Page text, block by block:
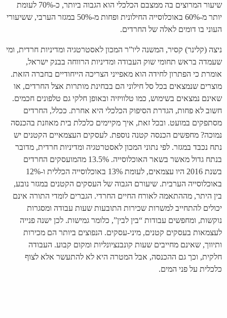
שיעור המרוצים בה ממצבם הכלכלי הוא הגבוה ביותר, כ-70% לעומת
יותר מ-60% באוכלוסייה החילונית ופחות מ-50% במגזר הערבי, ששיעורי
העוני בו דומים לאלה של החרדים.
ניצה (קלינר) קסיר, המשנה ליו”ר המכון לאסטרטגיה ומדיניות חרדית, ומי
שעמדה בראש תחומי שוק העבודה ומדיניות הרווחה בבנק ישראל,
אומרת כי הפתרון לחידה הוא מאפייני הצריכה הייחודיים בחברה הזאת.
מוצרים שנמצאים בכל סל חילוני הם בבחינת מותרות אצל החרדים, או
שאינם נמצאים בשימוש, כמו טלוויזיה ובאופן חלקי גם טלפונים חכמים.
חשוב לא פחות, הגדרת הסיפוק הכלכלי היא אחרת. ככלל, החרדים
מסתפקים במועט. ובכל זאת, איך מקיימים כלכלת בית מאוזנת בהכנסה
נמוכה? מחפשים הכנסה קטנה נוספת. לעסקים העצמאיים הקטנים יש
נתח נכבד במגזר. לפי נתוני המכון לאסטרטגיה ומדיניות חרדית, מדובר
בנתח גדול מאשר בשאר האוכלוסייה. 13.5% מהמועסקים החרדים
בשנת 2016 היו עצמאים, לעומת 13% באוכלוסייה הכללית ו-12%
באוכלוסייה הערבית. שיעורם הגבוה של העסקים הקטנים במגזר נובע,
בין היתר, מההתאמה לאורח החיים החרדי. הגברים לומדי התורה אינם
יכולים להתחייב למשרות שכירות התובעות שעות עבודה ומסגרות
נוקשות, ומחפשים עבודות “בין לבין”, כלומר גמישות. לכן ישנה פנייה
לעצמאות בעסקים קטנים, מיני-עסקים. הנפוצים ביותר הם מכירות
ותיווך, שאינם מחייבים שעות קונבנציונליות ומקום קבוע. העבודה
חלקית, וכך גם ההכנסה, אבל המטרה היא לא להתעשר אלא לצוף
כלכלית על פני המים.